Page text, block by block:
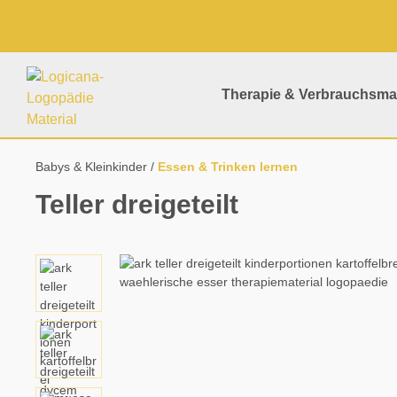
Therapie &
Babys & Kleinkinder Essen & Trinken lernen
Teller dreigeteilt
Bildergalerie überspringen